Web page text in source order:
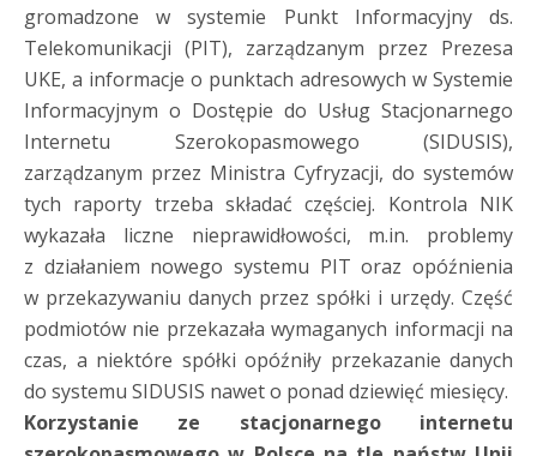
gromadzone w systemie Punkt Informacyjny ds.
Telekomunikacji (PIT), zarządzanym przez Prezesa
UKE, a informacje o punktach adresowych w Systemie
Informacyjnym o Dostępie do Usług Stacjonarnego
Internetu Szerokopasmowego (SIDUSIS),
zarządzanym przez Ministra Cyfryzacji, do systemów
tych raporty trzeba składać częściej. Kontrola NIK
wykazała liczne nieprawidłowości, m.in. problemy
z działaniem nowego systemu PIT oraz opóźnienia
w przekazywaniu danych przez spółki i urzędy. Część
podmiotów nie przekazała wymaganych informacji na
czas, a niektóre spółki opóźniły przekazanie danych
do systemu SIDUSIS nawet o ponad dziewięć miesięcy.
Korzystanie ze stacjonarnego internetu